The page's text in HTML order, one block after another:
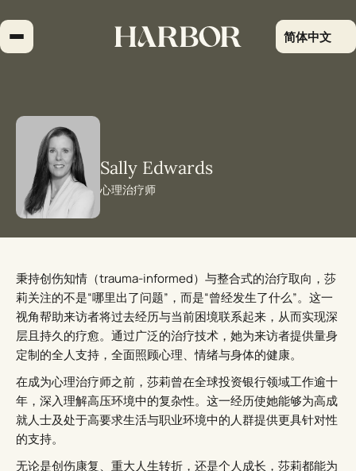
到
内
简体中文
Sally Edwards
心理治疗师
秉持创伤知情（trauma-informed）与整合式的治疗取向，莎
莉关注的不是“哪里出了问题”，而是“曾经发生了什么”。这一
视角帮助来访者将过去经历与当前困境联系起来，从而实现深
层且持久的疗愈。通过广泛的治疗技术，她为来访者提供量身
定制的全人支持，全面照顾心理、情绪与身体的健康。
在成为心理治疗师之前，莎莉曾在全球投资银行领域工作逾十
年，深入理解高压环境中的复杂性。这一经历使她能够为高成
就人士及处于高要求生活与职业环境中的人群提供更具针对性
的支持。
无论是创伤康复、重大人生转折，还是个人成长，莎莉都能为